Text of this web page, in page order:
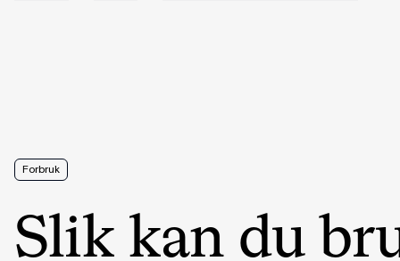
Forbruk
Slik kan du